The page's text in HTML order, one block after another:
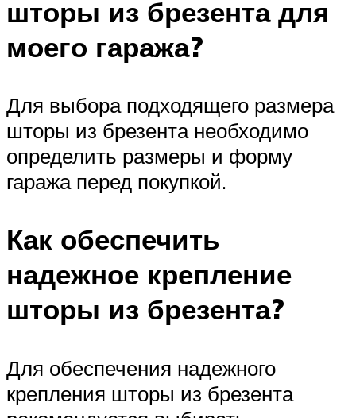
шторы из брезента для
моего гаража?
Для выбора подходящего размера
шторы из брезента необходимо
определить размеры и форму
гаража перед покупкой.
Как обеспечить
надежное крепление
шторы из брезента?
Для обеспечения надежного
крепления шторы из брезента